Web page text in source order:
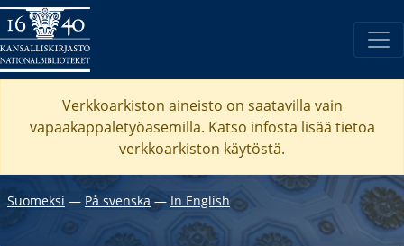
Verkkoarkiston aineisto on saatavilla vain
vapaakappaletyöasemilla. Katso infosta lisää tietoa
verkkoarkiston käytöstä.
Suomeksi ― På svenska― In English